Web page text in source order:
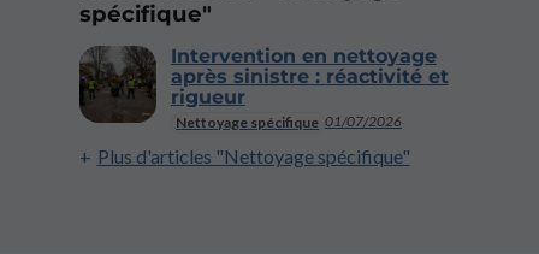
spécifique"
Nettoyage spécifique 01/07/2026
Intervention en nettoyage
après sinistre : réactivité et
rigueur
Plus d'articles "Nettoyage spécifique"